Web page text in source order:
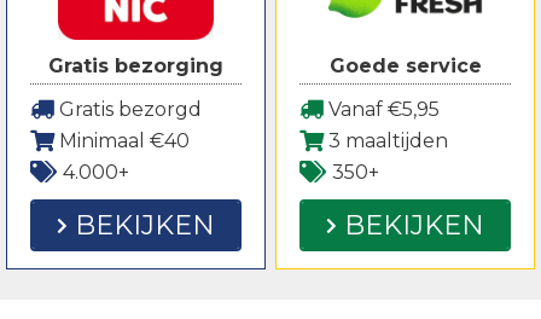
Gratis bezorging
Gratis bezorgd
Minimaal €40
4.000+
BEKIJKEN
Goede service
Vanaf €5,95
3 maaltijden
350+
BEKIJKEN